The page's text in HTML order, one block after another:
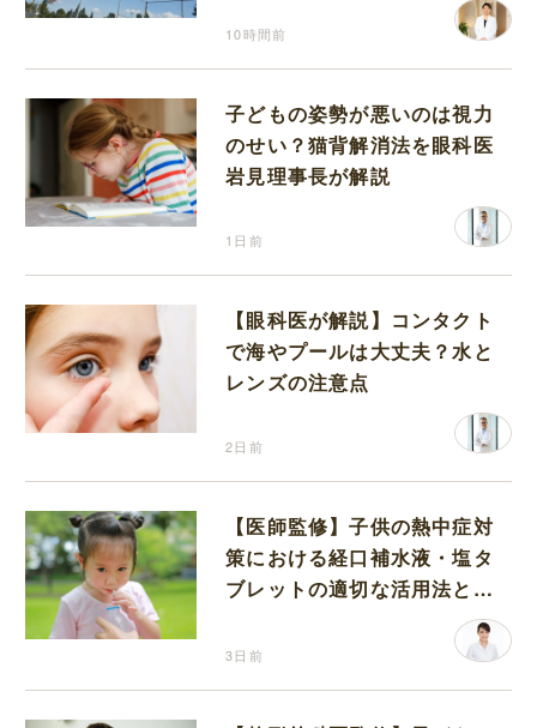
10時間前
子どもの姿勢が悪いのは視力
のせい？猫背解消法を眼科医
岩見理事長が解説
1日前
【眼科医が解説】コンタクト
で海やプールは大丈夫？水と
レンズの注意点
2日前
【医師監修】子供の熱中症対
策における経口補水液・塩タ
ブレットの適切な活用法と水
3日前